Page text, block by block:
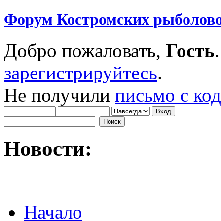
Форум Костромских
Добро пожаловать, Гость
зарегистрируйтесь.
Не получили письмо с
Новости:
Начало